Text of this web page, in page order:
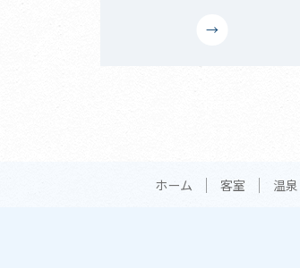
ホーム 客室 温泉